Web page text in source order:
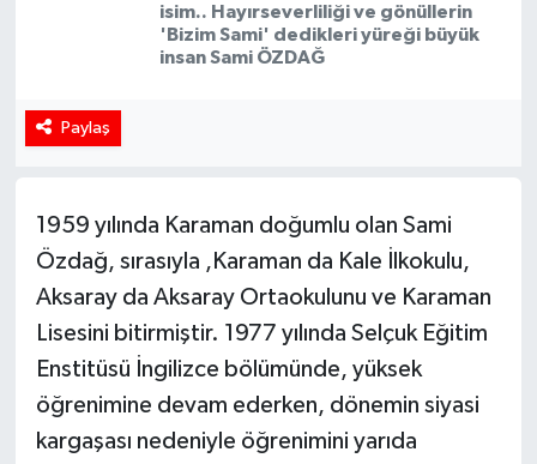
isim.. Hayırseverliliği ve gönüllerin
'Bizim Sami' dedikleri yüreği büyük
insan Sami ÖZDAĞ
Paylaş
1959 yılında Karaman doğumlu olan Sami
Özdağ, sırasıyla ,Karaman da Kale İlkokulu,
Aksaray da Aksaray Ortaokulunu ve Karaman
Lisesini bitirmiştir. 1977 yılında Selçuk Eğitim
Enstitüsü İngilizce bölümünde, yüksek
öğrenimine devam ederken, dönemin siyasi
kargaşası nedeniyle öğrenimini yarıda